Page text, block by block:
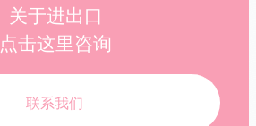
关于进出口
点击这里咨询
联系我们